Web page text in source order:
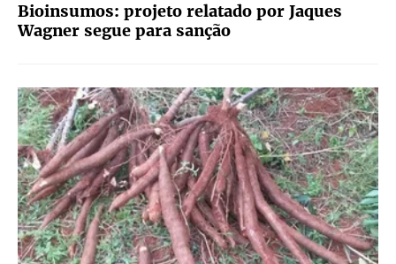
Bioinsumos: projeto relatado por Jaques
Wagner segue para sanção